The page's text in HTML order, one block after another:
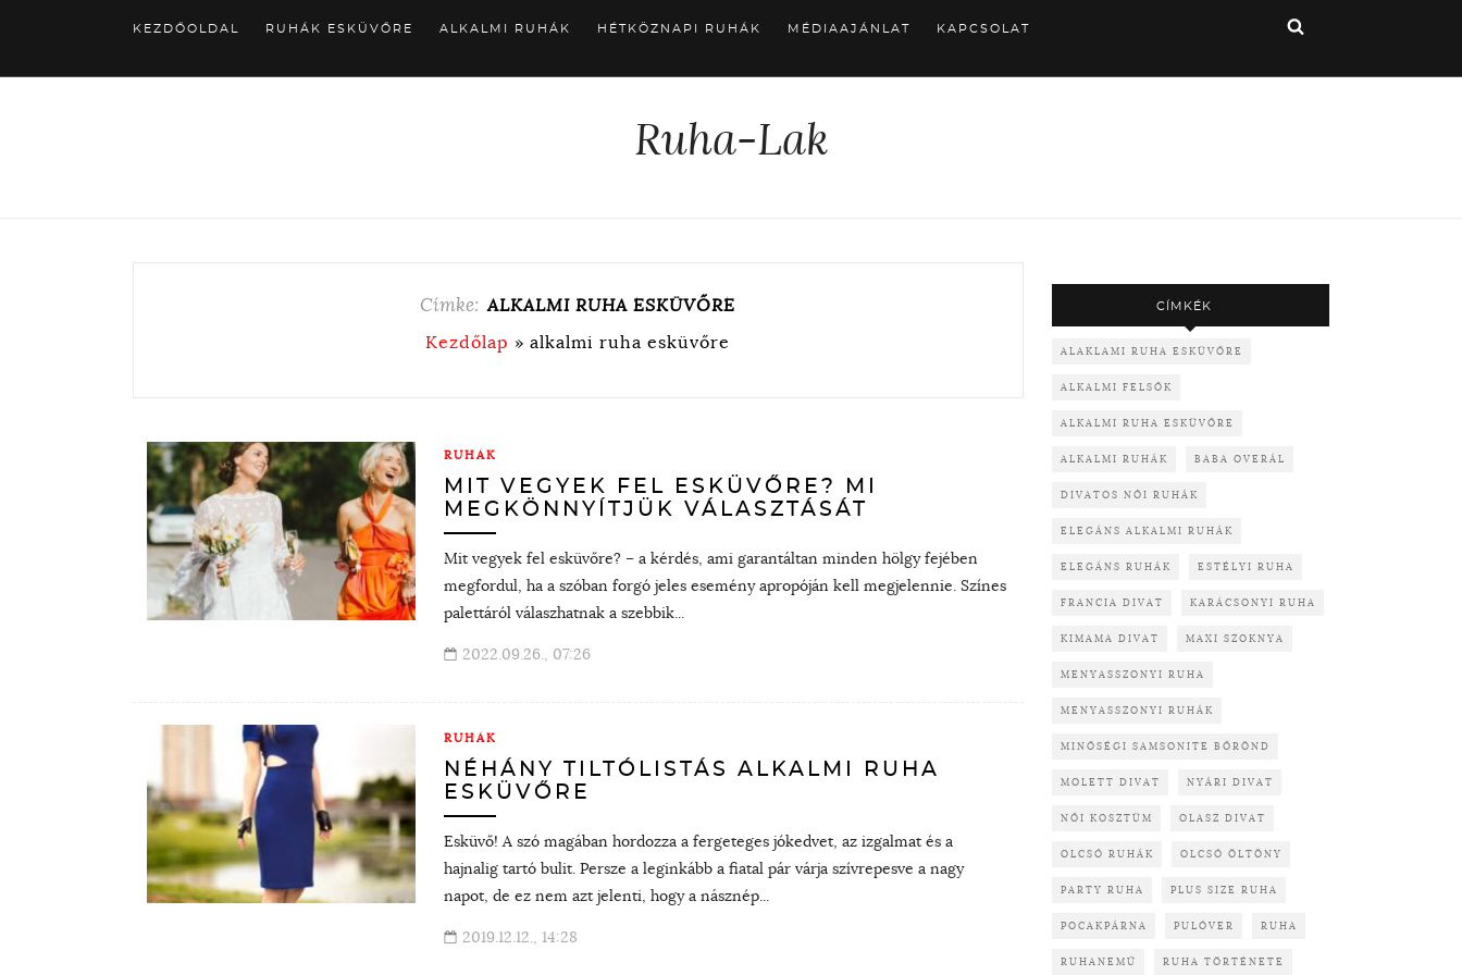
KEZDŐOLDAL RUHÁK ESKÜVŐRE ALKALMI RUHÁK HÉTKÖZNAPI RUHÁK MÉDIAAJÁNLAT KAPCSOLAT
Ruha-Lak
Címke: ALKALMI RUHA ESKÜVŐRE
Kezdőlap »alkalmi ruha esküvőre
RUHÁK
MIT VEGYEK FEL ESKÜVŐRE? MI
MEGKÖNNYÍTJÜK VÁLASZTÁSÁT
Mit vegyek fel esküvőre? – a kérdés, ami garantáltan minden hölgy fejében
megfordul, ha a szóban forgó jeles esemény apropóján kell megjelennie. Színes
palettáról válaszhatnak a szebbik...
2022.09.26., 07:26
RUHÁK
NÉHÁNY TILTÓLISTÁS ALKALMI RUHA
ESKÜVŐRE
Esküvő! A szó magában hordozza a fergeteges jókedvet, az izgalmat és a
hajnalig tartó bulit. Persze a leginkább a fiatal pár várja szívrepesve a nagy
napot, de ez nem azt jelenti, hogy a násznép...
2019.12.12., 14:28
CÍMKÉK
ALAKLAMI RUHA ESKÜVŐRE
ALKALMI FELSŐK
ALKALMI RUHA ESKÜVŐRE
ALKALMI RUHÁK BABA OVERÁL
DIVATOS NŐI RUHÁK
ELEGÁNS ALKALMI RUHÁK
ELEGÁNS RUHÁK ESTÉLYI RUHA
FRANCIA DIVAT KARÁCSONYI RUHA
KIMAMA DIVAT MAXI SZOKNYA
MENYASSZONYI RUHA
MENYASSZONYI RUHÁK
MINŐSÉGI SAMSONITE BŐRÖND
MOLETT DIVAT NYÁRI DIVAT
NŐI KOSZTÜM OLASZ DIVAT
OLCSÓ RUHÁK OLCSÓ ÖLTÖNY
PARTY RUHA PLUS SIZE RUHA
POCAKPÁRNA PULÓVER RUHA
RUHANEMŰ RUHA TÖRTÉNETE